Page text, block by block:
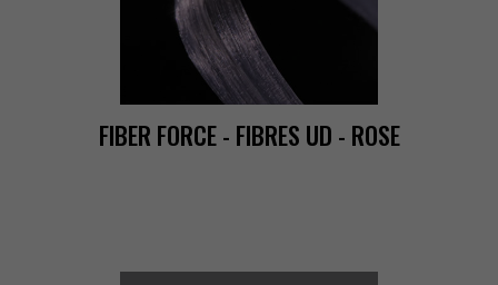
FIBERFORCE-FIBRESUD-ROSE